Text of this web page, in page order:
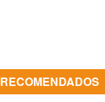
RECOMENDADOS